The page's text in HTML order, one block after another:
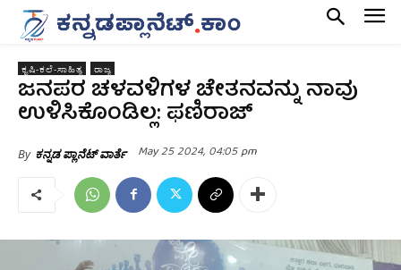
ಕೃಷಿ-ಕಲೆ-ಸಾಹಿತ್ಯ ರಾಜ್ಯ
ಜನಪರ ಚಳವಳಿಗಳ ಚೇತನವನ್ನು ನಾವು
ಉಳಿಸಿಕೊಂಡಿಲ್ಲ: ಫಣಿರಾಜ್
By ಕನ್ನಡ ಪ್ಲಾನೆಟ್ ವಾರ್ತೆ May 25 2024, 04:05 pm